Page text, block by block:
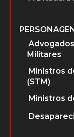
Militares
Ministros
(STM)
Ministros